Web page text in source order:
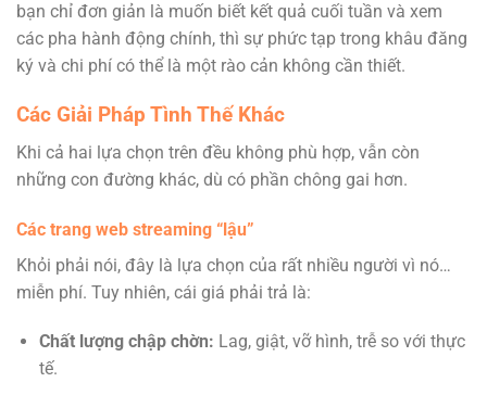
bạn chỉ đơn giản là muốn biết kết quả cuối tuần và xem
các pha hành động chính, thì sự phức tạp trong khâu đăng
ký và chi phí có thể là một rào cản không cần thiết.
Các Giải Pháp Tình Thế Khác
Khi cả hai lựa chọn trên đều không phù hợp, vẫn còn
những con đường khác, dù có phần chông gai hơn.
Các trang web streaming “lậu”
Khỏi phải nói, đây là lựa chọn của rất nhiều người vì nó…
miễn phí. Tuy nhiên, cái giá phải trả là:
Chất lượng chập chờn: Lag, giật, vỡ hình, trễ so với thực
tế.